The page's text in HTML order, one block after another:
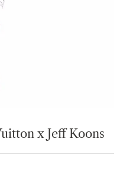
x Jeff Koons